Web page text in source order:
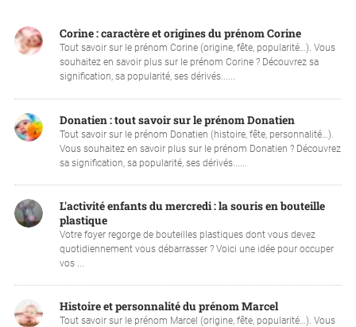
Corine : caractère et origines du prénom Corine
Tout savoir sur le prénom Corine (origine, fête, popularité…). Vous
souhaitez en savoir plus sur le prénom Corine ? Découvrez sa
signification, sa popularité, ses dérivés......
Donatien : tout savoir sur le prénom Donatien
Tout savoir sur le prénom Donatien (histoire, fête, personnalité…).
Vous souhaitez en savoir plus sur le prénom Donatien ? Découvrez
sa signification, sa popularité, ses dérivés......
L'activité enfants du mercredi : la souris en bouteille
plastique
Votre foyer regorge de bouteilles plastiques dont vous devez
quotidiennement vous débarrasser ? Voici une idée pour occuper
vos ...
Histoire et personnalité du prénom Marcel
Tout savoir sur le prénom Marcel (origine, fête, popularité…). Vous